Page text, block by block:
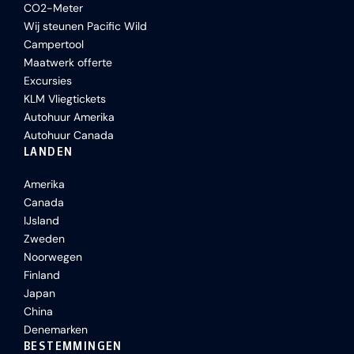
CO2-Meter
Wij steunen Pacific Wild
Campertool
Maatwerk offerte
Excursies
KLM Vliegtickets
Autohuur Amerika
Autohuur Canada
LANDEN
Amerika
Canada
IJsland
Zweden
Noorwegen
Finland
Japan
China
Denemarken
BESTEMMINGEN